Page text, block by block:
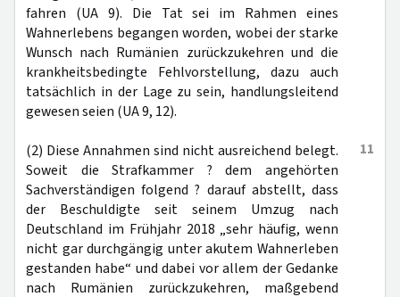
fahren (UA 9). Die Tat sei im Rahmen eines
Wahnerlebens begangen worden, wobei der starke
Wunsch nach Rumänien zurückzukehren und die
krankheitsbedingte Fehlvorstellung, dazu auch
tatsächlich in der Lage zu sein, handlungsleitend
gewesen seien (UA 9, 12).
11
(2) Diese Annahmen sind nicht ausreichend belegt.
Soweit die Strafkammer ? dem angehörten
Sachverständigen folgend ? darauf abstellt, dass
der Beschuldigte seit seinem Umzug nach
Deutschland im Frühjahr 2018 „sehr häufig, wenn
nicht gar durchgängig unter akutem Wahnerleben
gestanden habe“ und dabei vor allem der Gedanke
nach Rumänien zurückzukehren, maßgebend